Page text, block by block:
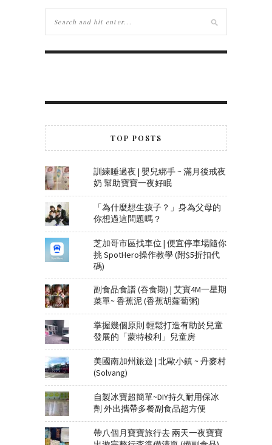
TOP POSTS
訓練睡過夜 | 嬰兒綁手 ~ 滿月後戒夜
奶 幫助寶寶一夜好眠
「為什麼想生孩子？」身為父母的
你想過這問題嗎？
芝加哥市區找車位 | 便宜停車場隨你
挑 SpotHero操作教學 (附$5折扣代
碼)
副食品食譜 (吞食期) | 艾寶4M一星期
菜單~ 香蕉泥 (香蕉胡蘿蔔粥)
掌握幾個原則 輕鬆打造有助於兒童
發展的「蒙特梭利」兒童房
美國南加州旅遊 | 北歐小鎮 ~ 丹麥村
(Solvang)
自製冰寶超簡單~DIY持久耐用保冰
劑 外出攜帶多餐副食品超方便
帶八個月寶寶旅行去 兩天一夜寶寶